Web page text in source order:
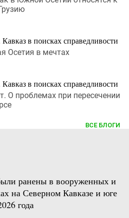
в поисках справедливости
Осетия в мечтах
в поисках справедливости
О проблемах при пересечении
ВСЕ БЛОГИ
ранены в вооруженных и
на Северном Кавказе и юге
года